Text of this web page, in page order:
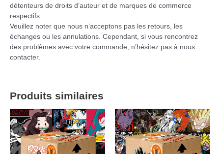
détenteurs de droits d’auteur et de marques de commerce
respectifs.
Veuillez noter que nous n’acceptons pas les retours, les
échanges ou les annulations. Cependant, si vous rencontrez
des problèmes avec votre commande, n’hésitez pas à nous
contacter.
Produits similaires